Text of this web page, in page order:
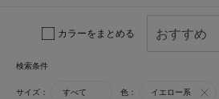
カラーをまとめる
検索条件
サイズ： すべて 色： イエロー系